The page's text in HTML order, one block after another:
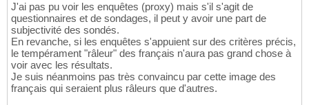
J'ai pas pu voir les enquêtes (proxy) mais s'il s'agit de
questionnaires et de sondages, il peut y avoir une part de
subjectivité des sondés.
En revanche, si les enquêtes s'appuient sur des critères précis,
le tempérament "râleur" des français n'aura pas grand chose à
voir avec les résultats.
Je suis néanmoins pas très convaincu par cette image des
français qui seraient plus râleurs que d'autres.